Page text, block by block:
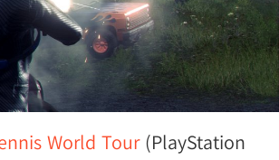
World Tour(PlayStation